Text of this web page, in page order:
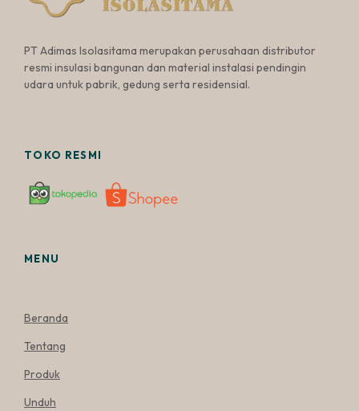
PT Adimas Isolasitama merupakan perusahaan distributor
resmi insulasi bangunan dan material instalasi pendingin
udara untuk pabrik, gedung serta residensial.
TOKO RESMI
MENU
Beranda
Tentang
Produk
Unduh